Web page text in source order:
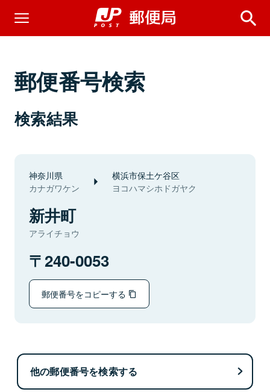
郵便番号検索
検索結果
神奈川県
カナガワケン
横浜市保土ケ谷区
ヨコハマシホドガヤク
新井町
アライチョウ
240-0053
郵便番号をコピーする
他の郵便番号を検索する